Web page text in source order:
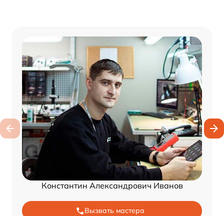
Константин Александрович Иванов
Вызвать мастера